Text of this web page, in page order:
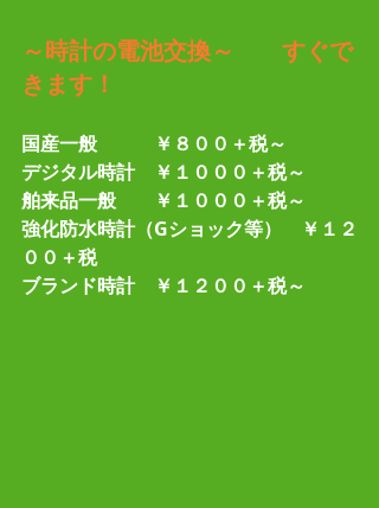
～時計の電池交換～　　すぐで
きます！
国産一般　　　￥８００＋税～
デジタル時計　￥１０００＋税～
舶来品一般　　￥１０００＋税～
強化防水時計（Gショック等）　￥１２
００＋税
ブランド時計　￥１２００＋税～